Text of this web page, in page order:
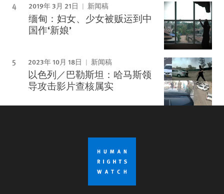
2019年 3月 21日 新闻稿
缅甸：妇女、少女被贩运到中
国作‘新娘’
2023年 10月 18日 新闻稿
以色列／巴勒斯坦：哈马斯领
导攻击影片查核属实